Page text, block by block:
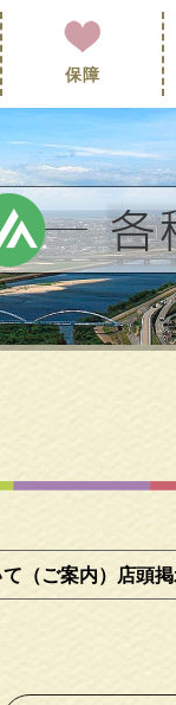
保障
（ご案内）店頭